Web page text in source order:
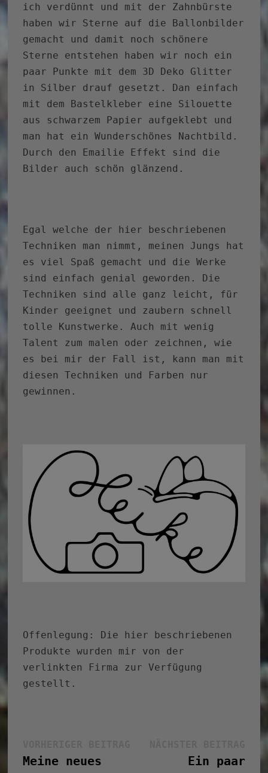
ich verdünnt und mit der Zahnbürste
haben wir Sterne auf die Ballonbilder
gemacht und damit noch schönere
Sterne entstehen haben wir noch ein
paar Punkte mit dem 3D Deko Glitter
in Silber drauf gesetzt. Dan einfach
mit dem Bastelkleber eine Silouette
aus schwarzem Papier aufgeklebt und
man hat ein Wunderschönes Nachtbild.
Durch den Emailie Effekt sind die
Bilder auch schön glänzend.
Egal welche der hier beschriebenen
Techniken man nimmt, meinen Jungs hat
es viel Spaß gemacht und die Werke
sind einfach genial geworden. Die
Techniken sind alle ganz leicht, für
Kinder geeignet und zaubern schnell
tolle Kunstwerke. Auch mit wenig
Talent zum malen oder zeichnen, wie
es bei mir der Fall ist, kann man mit
diesen Techniken und Farben nur
gewinnen.
Offenlegung: Die hier beschriebenen
Produkte wurden mir von der
verlinkten Firma zur Verfügung
gestellt.
Meine neues
Ein paar